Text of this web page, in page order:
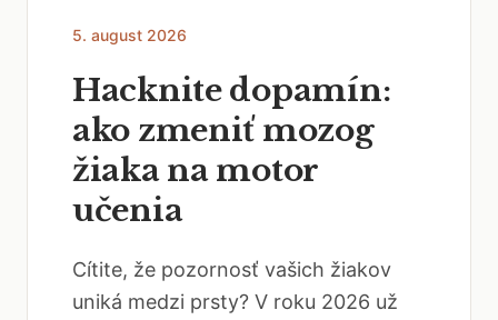
5. august 2026
Hacknite dopamín:
ako zmeniť mozog
žiaka na motor
učenia
Cítite, že pozornosť vašich žiakov
uniká medzi prsty? V roku 2026 už